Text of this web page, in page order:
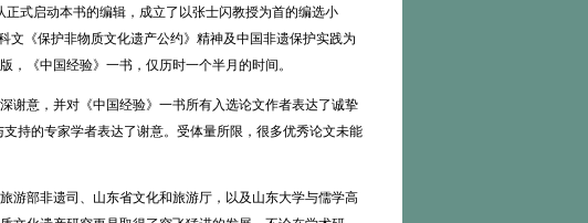
式启动本书的编辑，成立了以张士闪教授为首的编选小
文《保护非物质文化遗产公约》精神及中国非遗保护实践为
《中国经验》一书，仅历时一个半月的时间。
谢意，并对《中国经验》一书所有入选论文作者表达了诚挚
持的专家学者表达了谢意。受体量所限，很多优秀论文未能
游部非遗司、山东省文化和旅游厅，以及山东大学与儒学高